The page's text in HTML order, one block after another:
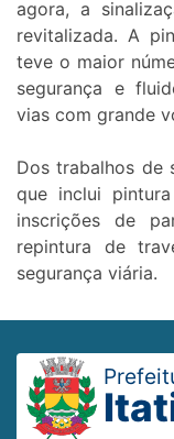
agora, a
revitalizada. A
teve o maior
segurança e
vias com grande
Dos trabalhos de
que inclui
inscrições de
repintura de
segurança viária.